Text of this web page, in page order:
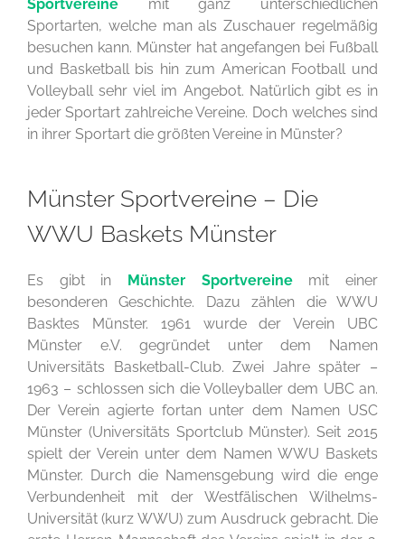
Sportvereinemit ganz unterschiedlichen
Sportarten, welche man als Zuschauer regelmäßig
besuchen kann. Münster hat angefangen bei Fußball
und Basketball bis hin zum American Football und
Volleyball sehr viel im Angebot. Natürlich gibt es in
jeder Sportart zahlreiche Vereine. Doch welches sind
in ihrer Sportart die größten Vereine in Münster?
Münster Sportvereine – Die
WWU Baskets Münster
Es gibt in Münster Sportvereinemit einer
besonderen Geschichte. Dazu zählen die WWU
Basktes Münster. 1961 wurde der Verein UBC
Münster e.V. gegründet unter dem Namen
Universitäts Basketball-Club. Zwei Jahre später –
1963 – schlossen sich die Volleyballer dem UBC an.
Der Verein agierte fortan unter dem Namen USC
Münster (Universitäts Sportclub Münster). Seit 2015
spielt der Verein unter dem Namen WWU Baskets
Münster. Durch die Namensgebung wird die enge
Verbundenheit mit der Westfälischen Wilhelms-
Universität (kurz WWU) zum Ausdruck gebracht. Die